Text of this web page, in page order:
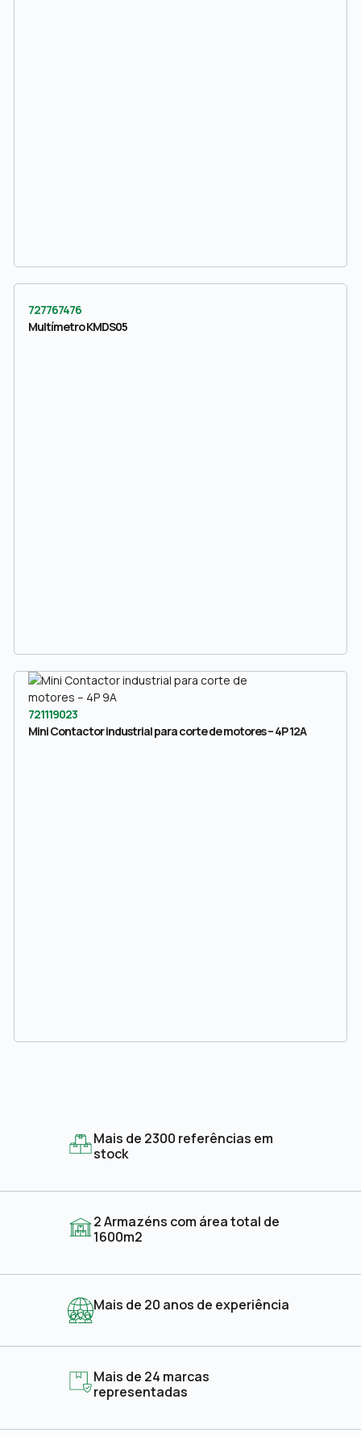
727767476
Multímetro KMDS05
721119023
Mini Contactor industrial para corte de motores – 4P 12A
Mais de 2300 referências em
stock
2 Armazéns com área total de
1600m2
Mais de 20 anos de experiência
Mais de 24 marcas
representadas